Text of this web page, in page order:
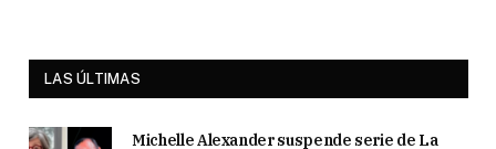
LAS ÚLTIMAS
Michelle Alexander suspende serie de La